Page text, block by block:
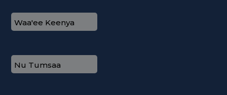
Waa'ee Keenya
Nu Tumsaa